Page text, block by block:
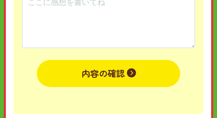
内容の確認